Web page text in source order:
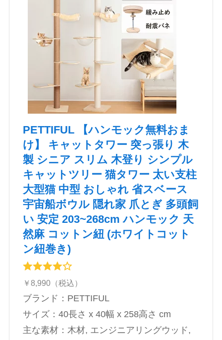
PETTIFUL 【ハンモック無料おま
け】 キャットタワー 突っ張り 木
製 シニア スリム 木登り シンプル
キャットツリー 猫タワー 太い支柱
大型猫 中型 おしゃれ 省スベース
宇宙船ボウル 隠れ家 爪とぎ 多頭飼
い 安定 203~268cm ハンモック 天
然麻 コットン紐 (ホワイトコット
ン紐巻き)
￥8,990（税込）
ブランド：PETTIFUL
サイズ：‎‎‎40長さ x 40幅 x 258高さ cm
主な素材：‎木材, エンジニアリングウッド,